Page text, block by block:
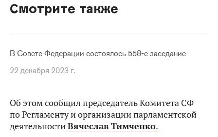
Смотрите также
В Совете Федерации состоялось 558-е заседание
22 декабря 2023 г.
Об этом сообщил председатель Комитета СФ
по Регламенту и организации парламентской
деятельностиВячеслав Тимченко.